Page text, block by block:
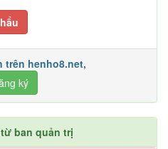
trên henho8.net,
ký
ban quản trị